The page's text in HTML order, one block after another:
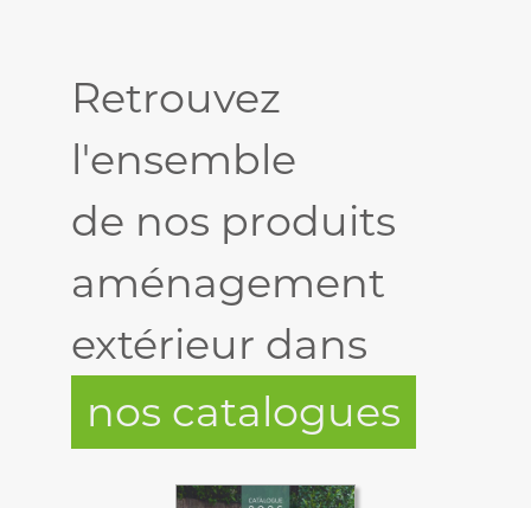
Retrouvez
l'ensemble
de nos produits
aménagement
extérieur dans
nos catalogues